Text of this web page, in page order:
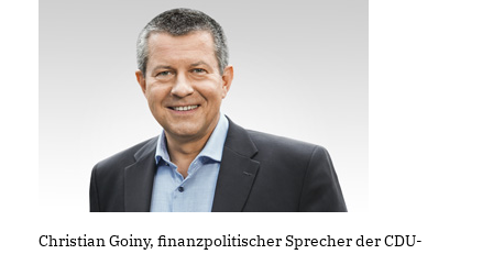
Christian Goiny, finanzpolitischer Sprecher der CDU-